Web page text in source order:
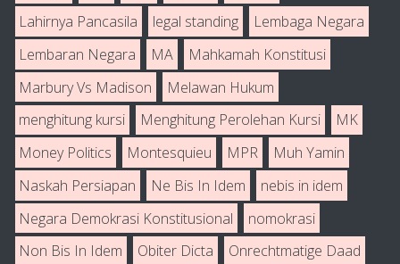
Lahirnya Pancasila
legal standing
Lembaga Negara
Lembaran Negara
MA
Mahkamah Konstitusi
Marbury Vs Madison
Melawan Hukum
menghitung kursi
Menghitung Perolehan Kursi
MK
Money Politics
Montesquieu MPR
Muh Yamin
Naskah Persiapan
Ne Bis In Idem
nebis in idem
Negara Demokrasi Konstitusional
nomokrasi
Non Bis In Idem
Obiter Dicta
Onrechtmatige Daad